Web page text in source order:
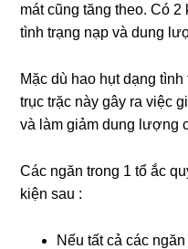
mát cũng tăng theo. Có 2
tình trạng nạp và dung
Mặc dù hao hụt dạng
trục trặc này gây ra việc
và làm giảm dung lượng
Các ngăn trong 1 tổ ắc
kiện sau :
Nếu tất cả các